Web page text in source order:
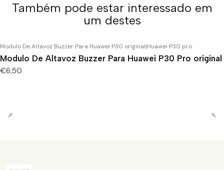
Também pode estar interessado em
um destes
Modulo De Altavoz Buzzer Para Huawei P30 original|Huawei P30 pro
Modulo De Altavoz Buzzer Para Huawei P30 Pro original
€6,50